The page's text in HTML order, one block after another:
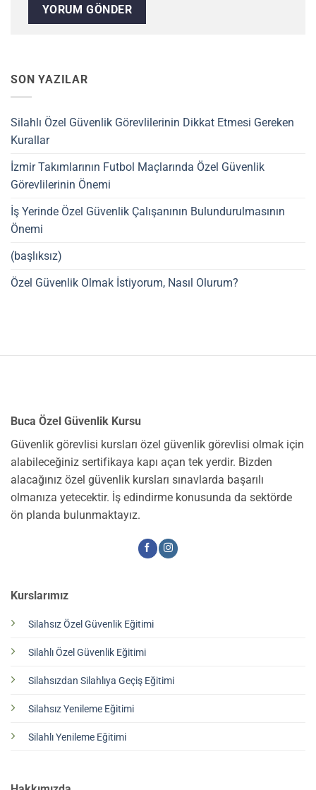
SON YAZILAR
Silahlı Özel Güvenlik Görevlilerinin Dikkat Etmesi Gereken
Kurallar
İzmir Takımlarının Futbol Maçlarında Özel Güvenlik
Görevlilerinin Önemi
İş Yerinde Özel Güvenlik Çalışanının Bulundurulmasının
Önemi
(başlıksız)
Özel Güvenlik Olmak İstiyorum, Nasıl Olurum?
Buca Özel Güvenlik Kursu
Güvenlik görevlisi kursları özel güvenlik görevlisi olmak için
alabileceğiniz sertifikaya kapı açan tek yerdir. Bizden
alacağınız özel güvenlik kursları sınavlarda başarılı
olmanıza yetecektir. İş edindirme konusunda da sektörde
ön planda bulunmaktayız.
Kurslarımız
Silahsız Özel Güvenlik Eğitimi
Silahlı Özel Güvenlik Eğitimi
Silahsızdan Silahlıya Geçiş Eğitimi
Silahsız Yenileme Eğitimi
Silahlı Yenileme Eğitimi